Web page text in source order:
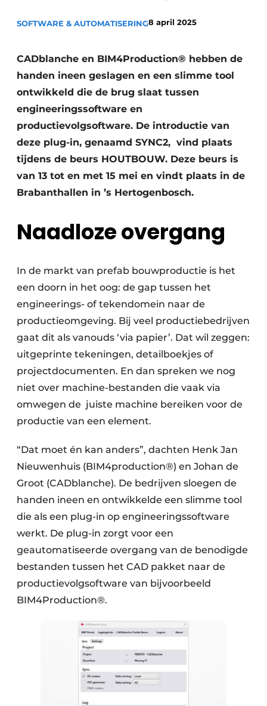
Vacature aanmelden
SOFTWARE & AUTOMATISERING8 april 2025
CADblanche en BIM4Production® hebben de
handen ineen geslagen en een slimme tool
ontwikkeld die de brug slaat tussen
engineeringssoftware en
productievolgsoftware. De introductie van
deze plug-in, genaamd SYNC2, vind plaats
tijdens de beurs HOUTBOUW. Deze beurs is
van 13 tot en met 15 mei en vindt plaats in de
Brabanthallen in ’s Hertogenbosch.
Naadloze overgang
In de markt van prefab bouwproductie is het
een doorn in het oog: de gap tussen het
engineerings- of tekendomein naar de
productieomgeving. Bij veel productiebedrijven
gaat dit als vanouds ‘via papier’. Dat wil zeggen:
uitgeprinte tekeningen, detailboekjes of
projectdocumenten. En dan spreken we nog
niet over machine-bestanden die vaak via
omwegen de juiste machine bereiken voor de
productie van een element.
“Dat moet én kan anders”, dachten Henk Jan
Nieuwenhuis (BIM4production®) en Johan de
Groot (CADblanche). De bedrijven sloegen de
handen ineen en ontwikkelde een slimme tool
die als een plug-in op engineeringssoftware
werkt. De plug-in zorgt voor een
geautomatiseerde overgang van de benodigde
bestanden tussen het CAD pakket naar de
productievolgsoftware van bijvoorbeeld
BIM4Production®.